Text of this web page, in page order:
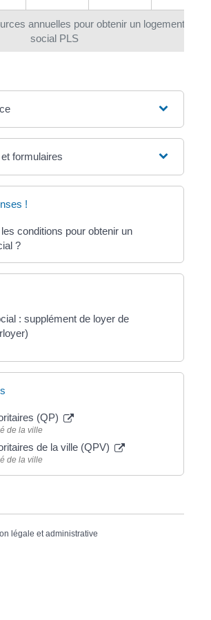
annuelles pour obtenir un logement
social PLS
formulaires
!
conditions pour obtenir un
?
: supplément de loyer de
(QP)
de la ville
de la ville (QPV)
de la ville
légale et administrative